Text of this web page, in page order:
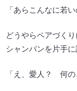
「あらこんなに若
どうやらペアづく
シャンパンを片手に
「え、愛人？ 何の